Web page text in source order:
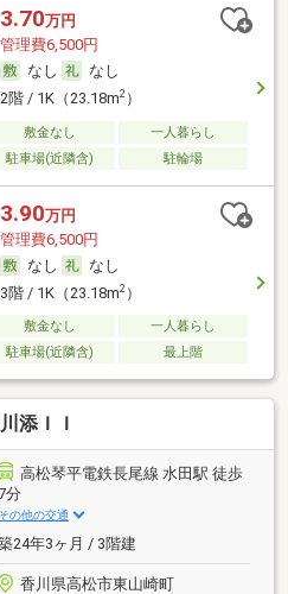
3.70万円
管理費6,500円
なし
なし
2階 / 1K（23.18m2）
敷金なし
一人暮らし
駐車場(近隣含) 駐輪場
3.90万円
管理費6,500円
なし
なし
3階 / 1K（23.18m2）
敷金なし
一人暮らし
駐車場(近隣含) 最上階
添ＩＩ
高松琴平電鉄長尾線 水田駅 徒歩
分
その他の交通
24年3ヶ月 / 3階建
香川県高松市東山崎町